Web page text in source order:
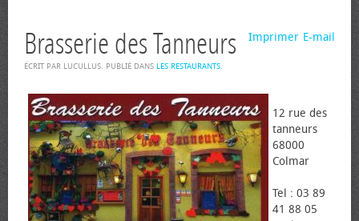
E-mail
Imprimer
Brasserie des Tanneurs
ÉCRIT PAR LUCULLUS. PUBLIÉ DANS LES RESTAURANTS.
12 rue des
tanneurs
68000
Colmar
Tel : 03 89
41 88 05